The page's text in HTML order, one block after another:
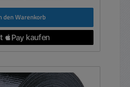
den Warenkorb